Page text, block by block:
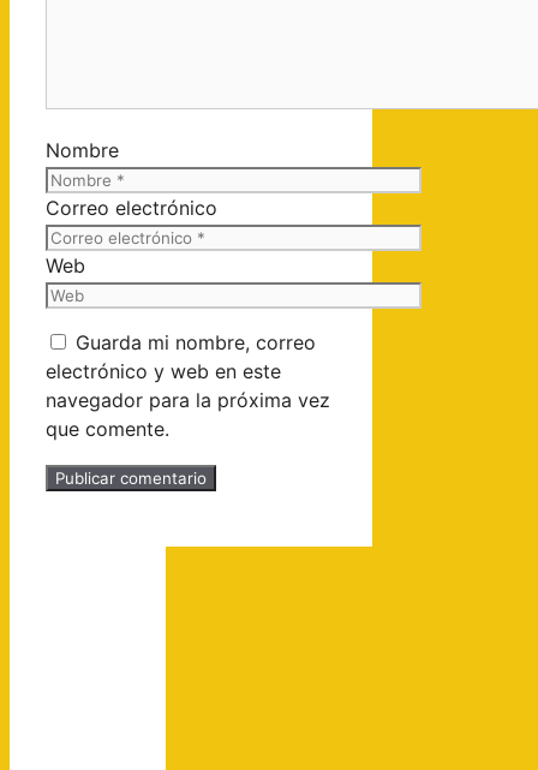
Nombre
Correo electrónico
Web
Guarda mi nombre, correo
electrónico y web en este
navegador para la próxima vez
que comente.